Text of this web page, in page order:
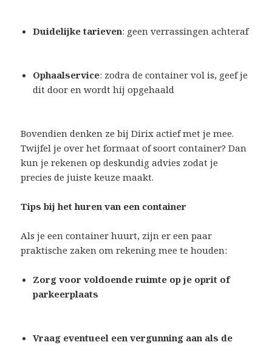
Duidelijke tarieven: geen verrassingen achteraf
Ophaalservice: zodra de container vol is, geef je
dit door en wordt hij opgehaald
Bovendien denken ze bij Dirix actief met je mee.
Twijfel je over het formaat of soort container? Dan
kun je rekenen op deskundig advies zodat je
precies de juiste keuze maakt.
Tips bij het huren van een container
Als je een container huurt, zijn er een paar
praktische zaken om rekening mee te houden:
Zorg voor voldoende ruimte op je oprit of
parkeerplaats
Vraag eventueel een vergunning aan als de